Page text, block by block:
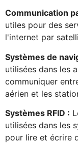
Communication
utiles pour des
l'internet par
Systèmes de
utilisées dans les
communiquer
aérien et les
Systèmes RFID :
utilisées dans les
pour lire et écrire